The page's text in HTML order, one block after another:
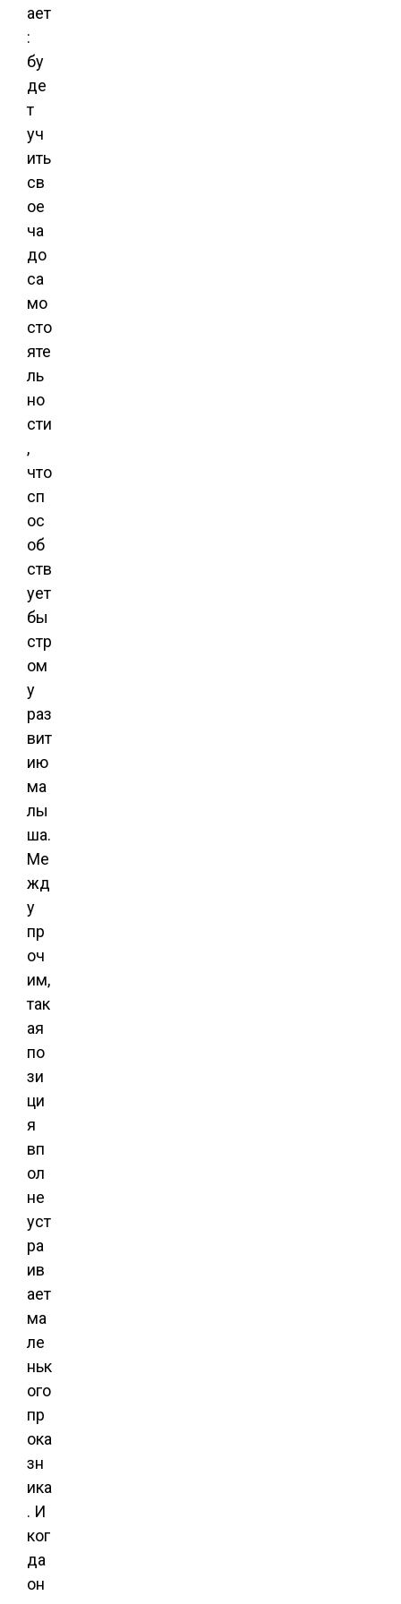
ает
:
бу
де
т
уч
ить
св
ое
ча
до
са
мо
сто
яте
ль
но
сти
,
что
сп
ос
об
ств
ует
бы
стр
ом
у
раз
вит
ию
ма
лы
ша.
Ме
жд
у
пр
оч
им,
так
ая
по
зи
ци
я
вп
ол
не
уст
ра
ив
ает
ма
ле
ньк
ого
пр
ока
зн
ика
. И
ког
да
он